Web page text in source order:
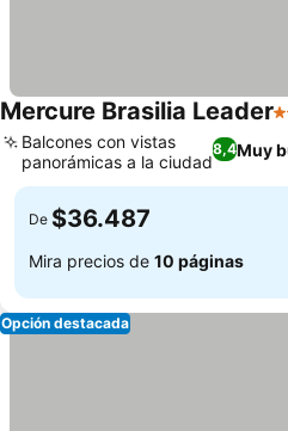
Mercure Brasilia Leader
8,4Muy
Balcones con vistas
panorámicas a la ciudad
De $36.487
Mira precios de 10 páginas
Opción destacada